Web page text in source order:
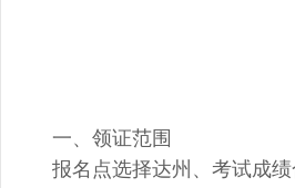
一、领证范围
报名点选择达州、考试成